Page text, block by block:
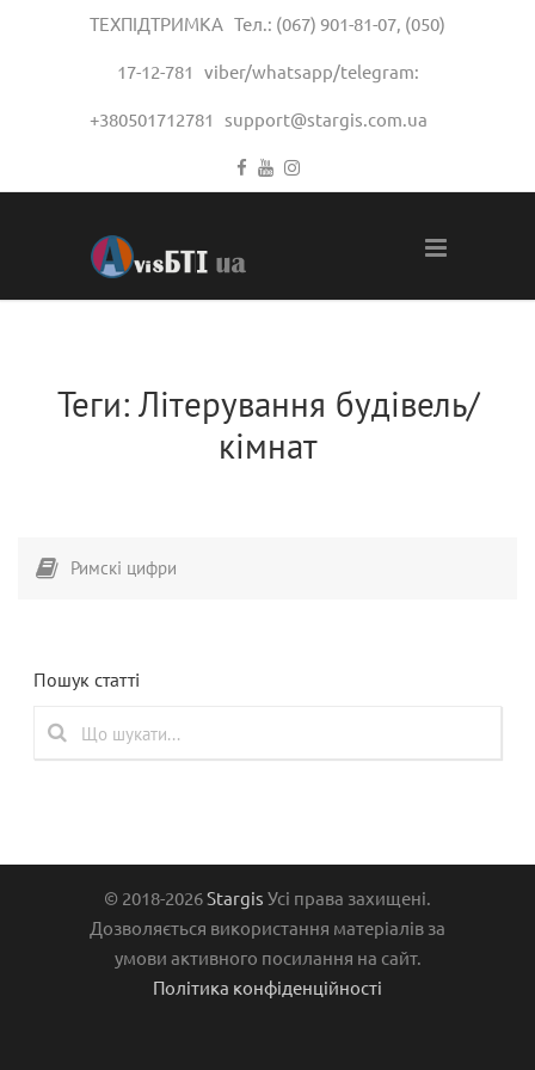
ТЕХПІДТРИМКА Тел.: (067) 901-81-07, (050)
17-12-781 viber/whatsapp/telegram:
+380501712781 support@stargis.com.ua
Теги: Літерування будівель/
кімнат
Римскі цифри
Пошук статті
© 2018-2026Stargis Усі права захищені.
Дозволяється використання матеріалів за
умови активного посилання на сайт.
Політика конфіденційності